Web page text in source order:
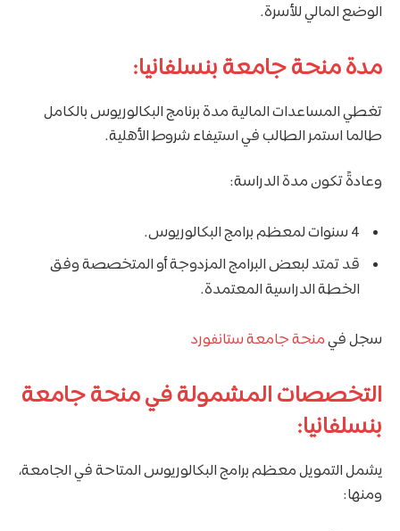
الوضع المالي للأسرة.
مدة منحة جامعة بنسلفانيا:
تغطي المساعدات المالية مدة برنامج البكالوريوس بالكامل
طالما استمر الطالب في استيفاء شروط الأهلية.
وعادةً تكون مدة الدراسة:
4 سنوات لمعظم برامج البكالوريوس.
قد تمتد لبعض البرامج المزدوجة أو المتخصصة وفق
الخطة الدراسية المعتمدة.
سجل فيمنحة جامعة ستانفورد
التخصصات المشمولة في منحة جامعة
بنسلفانيا:
يشمل التمويل معظم برامج البكالوريوس المتاحة في الجامعة،
ومنها: